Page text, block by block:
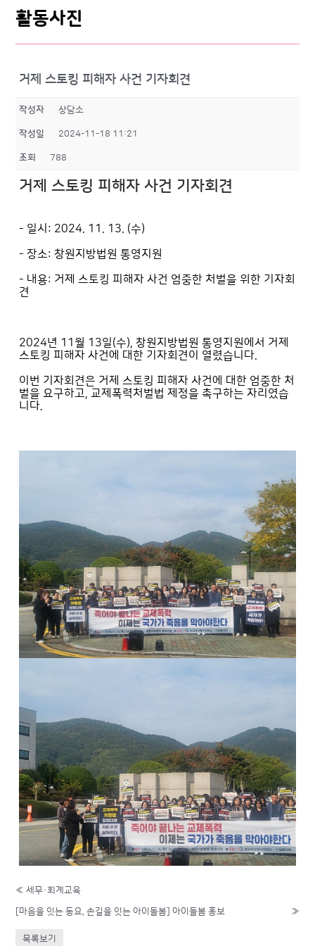
활동사진
거제 스토킹 피해자 사건 기자회견
작성자 상담소
작성일 2024-11-18 11:21
조회 788
거제 스토킹 피해자 사건 기자회견
- 일시: 2024. 11. 13. (수)
- 장소: 창원지방법원 통영지원
- 내용: 거제 스토킹 피해자 사건 엄중한 처벌을 위한 기자회
견
2024년 11월 13일(수), 창원지방법원 통영지원에서 거제
스토킹 피해자 사건에 대한 기자회견이 열렸습니다.
이번 기자회견은 거제 스토킹 피해자 사건에 대한 엄중한 처
벌을 요구하고, 교제폭력처벌법 제정을 촉구하는 자리였습
니다.
« 세무·회계교육
[마음을 잇는 동요, 손길을 잇는 아이돌봄] 아이돌봄 홍보 »
목록보기